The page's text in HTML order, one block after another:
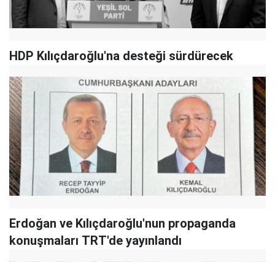
HDP Kılıçdaroğlu'na desteği sürdürecek
Erdoğan ve Kılıçdaroğlu'nun propaganda
konuşmaları TRT'de yayınlandı